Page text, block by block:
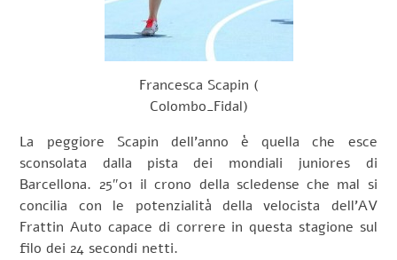
Francesca Scapin (
Colombo_Fidal)
La peggiore Scapin dell’anno è quella che esce
sconsolata dalla pista dei mondiali juniores di
Barcellona. 25″01 il crono della scledense che mal si
concilia con le potenzialità della velocista dell’AV
Frattin Auto capace di correre in questa stagione sul
filo dei 24 secondi netti.